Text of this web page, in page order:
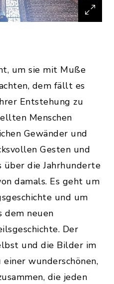
um sie mit Muße
dem fällt es
Entstehung zu
Menschen
Gewänder und
Gesten und
über die Jahrhunderte
damals. Es geht um
und um
dem neuen
Der
und die Bilder im
wunderschönen,
die jeden